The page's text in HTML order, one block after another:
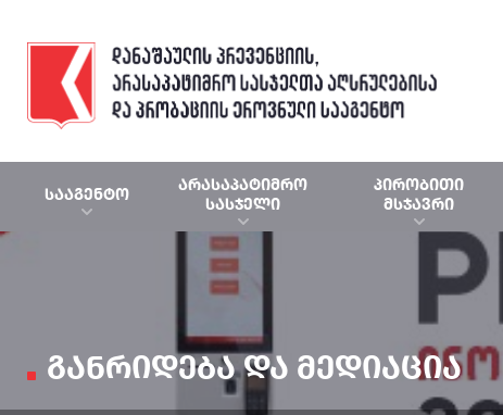
სააგენტო
არასაპატიმრო
სასჯელი
პირობითი
მსჯავრი
განრიდება და მედიაცია